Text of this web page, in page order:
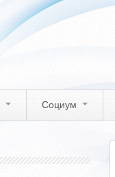
Социум